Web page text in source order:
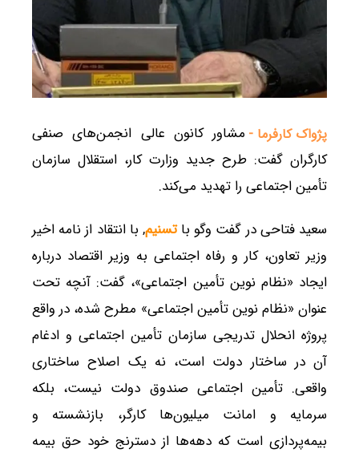
پژواک کارفرما - مشاور کانون عالی انجمن‌های صنفی
کارگران گفت: طرح جدید وزارت کار، استقلال سازمان
تأمین اجتماعی را تهدید می‌کند.
سعید فتاحی در گفت وگو باتسنیم, با انتقاد از نامه اخیر
وزیر تعاون، کار و رفاه اجتماعی به وزیر اقتصاد درباره
ایجاد «نظام نوین تأمین اجتماعی»، گفت: آنچه تحت
عنوان «نظام نوین تأمین اجتماعی» مطرح شده، در واقع
پروژه انحلال تدریجی سازمان تأمین اجتماعی و ادغام
آن در ساختار دولت است، نه یک اصلاح ساختاری
واقعی. تأمین اجتماعی صندوق دولت نیست، بلکه
سرمایه و امانت میلیون‌ها کارگر، بازنشسته و
بیمه‌پردازی است که دهه‌ها از دسترنج خود حق بیمه